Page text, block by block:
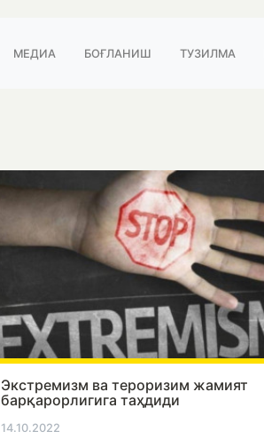
МЕДИА БОҒЛАНИШ ТУЗИЛМА
Экстремизм ва тероризим жамият
барқарорлигига таҳдиди
14.10.2022